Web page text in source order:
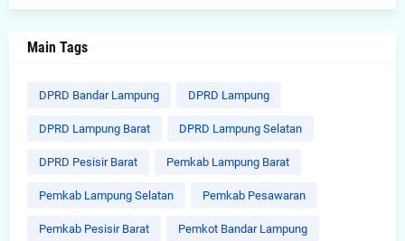
Main Tags
DPRD Bandar Lampung DPRD Lampung
DPRD Lampung Barat DPRD Lampung Selatan
DPRD Pesisir Barat Pemkab Lampung Barat
Pemkab Lampung Selatan Pemkab Pesawaran
Pemkab Pesisir Barat Pemkot Bandar Lampung